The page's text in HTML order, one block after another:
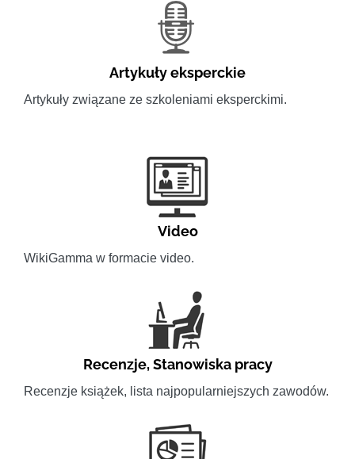
Artykuły eksperckie
Artykuły związane ze szkoleniami eksperckimi.
Video
WikiGamma w formacie video.
Recenzje,Stanowiska pracy
Recenzje książek, lista najpopularniejszych zawodów.